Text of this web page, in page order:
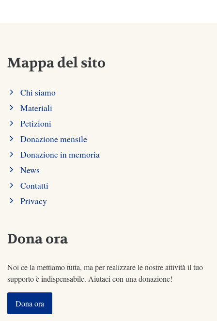
Mappa del sito
Chi siamo
Materiali
Petizioni
Donazione mensile
Donazione in memoria
News
Contatti
Privacy
Dona ora
Noi ce la mettiamo tutta, ma per realizzare le nostre attività il tuo
supporto è indispensabile. Aiutaci con una donazione!
Dona ora